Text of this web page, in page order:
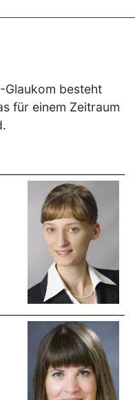
Glaukom besteht
für einem Zeitraum